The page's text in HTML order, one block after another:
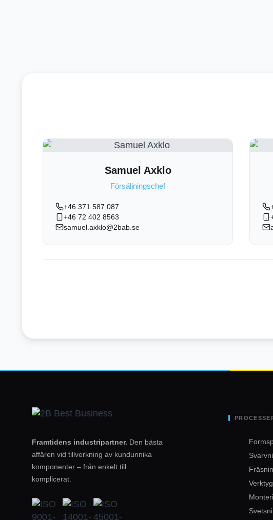
Samuel Axklo
Försäljningschef
+46 371 587 087
+46 72 402 8563
samuel.axklo@2bab.se
Framtidens industripartner. Den bästa
affären vid tillverkning av kundunnika
komponenter – från enkelt till
komplicerat.